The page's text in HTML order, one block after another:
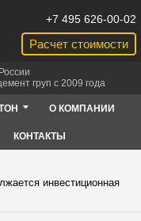
Расчет стоимости
+7 495 626-00-02
груп с 2009 года
О КОМПАНИИ
КОНТАКТЫ
инвестиционная